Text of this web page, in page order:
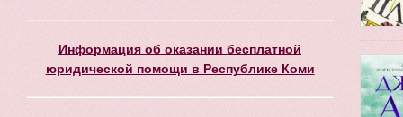
Информация об оказании бесплатной
юридической помощи в Республике Коми